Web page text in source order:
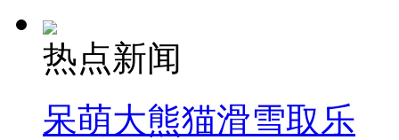
热点新闻
呆萌大熊猫滑雪取乐